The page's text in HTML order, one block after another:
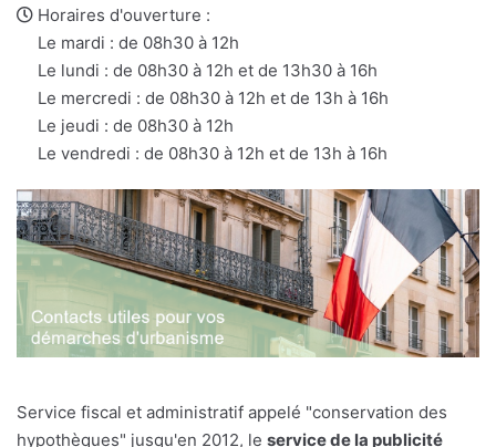
e-
mail
Horaires d'ouverture :
Le mardi : de 08h30 à 12h
Le lundi : de 08h30 à 12h et de 13h30 à 16h
Le mercredi : de 08h30 à 12h et de 13h à 16h
Le jeudi : de 08h30 à 12h
Le vendredi : de 08h30 à 12h et de 13h à 16h
Service fiscal et administratif appelé "conservation des
hypothèques" jusqu'en 2012, le service de la publicité